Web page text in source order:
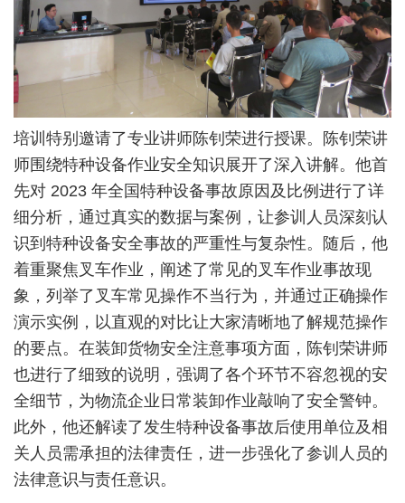
培训特别邀请了专业讲师陈钊荣进行授课。陈钊荣讲
师围绕特种设备作业安全知识展开了深入讲解。他首
先对 2023 年全国特种设备事故原因及比例进行了详
细分析，通过真实的数据与案例，让参训人员深刻认
识到特种设备安全事故的严重性与复杂性。随后，他
着重聚焦叉车作业，阐述了常见的叉车作业事故现
象，列举了叉车常见操作不当行为，并通过正确操作
演示实例，以直观的对比让大家清晰地了解规范操作
的要点。在装卸货物安全注意事项方面，陈钊荣讲师
也进行了细致的说明，强调了各个环节不容忽视的安
全细节，为物流企业日常装卸作业敲响了安全警钟。
此外，他还解读了发生特种设备事故后使用单位及相
关人员需承担的法律责任，进一步强化了参训人员的
法律意识与责任意识。